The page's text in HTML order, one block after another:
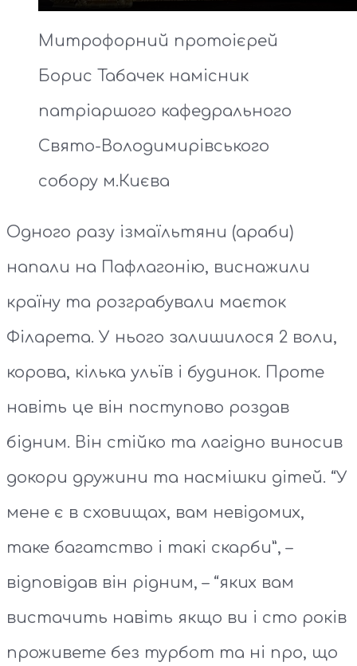
Митрофорний протоієрей
Борис Табачек намісник
патріаршого кафедрального
Свято-Володимирівського
собору м.Києва
Одного разу ізмаїльтяни (араби)
напали на Пафлагонію, виснажили
країну та розграбували маєток
Філарета. У нього залишилося 2 воли,
корова, кілька ульїв і будинок. Проте
навіть це він поступово роздав
бідним. Він стійко та лагідно виносив
докори дружини та насмішки дітей. “У
мене є в сховищах, вам невідомих,
таке багатство і такі скарби”, –
відповідав він рідним, – “яких вам
вистачить навіть якщо ви і сто років
проживете без турбот та ні про, що